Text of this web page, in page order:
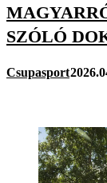
SZÓLÓ
Csupasport